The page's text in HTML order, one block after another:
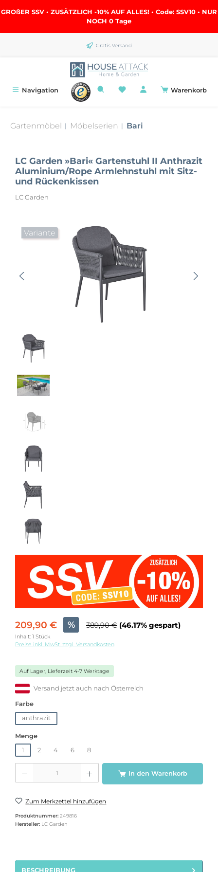
springen
GROßER SSV • ZUSÄTZLICH -10% AUF ALLES! • Code: SSV10 • NUR
NOCH 0 Tage
Gratis Versand
Navigation Warenkorb
Gartenmöbel | Möbelserien | Bari
LC Garden »Bari« Gartenstuhl II Anthrazit
Aluminium/Rope Armlehnstuhl mit Sitz-
und Rückenkissen
LC Garden
Bildergalerie überspringen
Variante
209,90 € % 389,90 € (46.17% gespart)
Inhalt: 1 Stück
Preise inkl. MwSt. zzgl. Versandkosten
Auf Lager, Lieferzeit 4-7 Werktage
Versand jetzt auch nach Österreich
Farbeauswählen
anthrazit
Mengeauswählen
1
2 4 6 8
Produkt Anzahl: Gib den gewünschten Wert ein oder benutze die Schaltflächen
In den Warenkorb
Zum Merkzettel hinzufügen
Produktnummer: 249816
Hersteller: LC Garden
BESCHREIBUNG